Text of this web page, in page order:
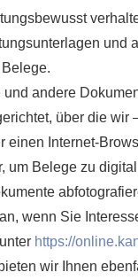
und
andere
über die wir
einen Internet-
um Belege zu
wenn Sie
https://
wir Ihnen